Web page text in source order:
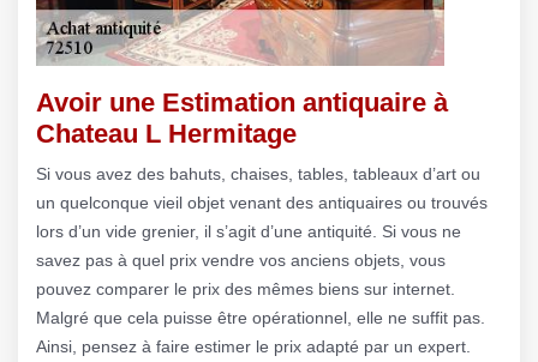
Avoir une Estimation antiquaire à
Chateau L Hermitage
Si vous avez des bahuts, chaises, tables, tableaux d’art ou
un quelconque vieil objet venant des antiquaires ou trouvés
lors d’un vide grenier, il s’agit d’une antiquité. Si vous ne
savez pas à quel prix vendre vos anciens objets, vous
pouvez comparer le prix des mêmes biens sur internet.
Malgré que cela puisse être opérationnel, elle ne suffit pas.
Ainsi, pensez à faire estimer le prix adapté par un expert.